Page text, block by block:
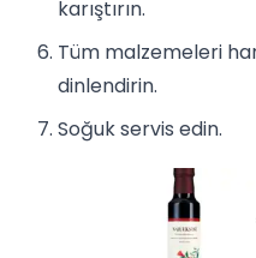
karıştırın.
Tüm malzemeleri
dinlendirin.
Soğuk servis edin.